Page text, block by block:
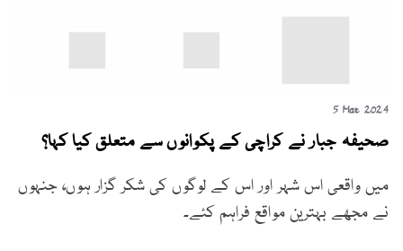
5 Mar 2024
صحیفہ جبار نے کراچی کے پکوانوں سے متعلق کیا کہا؟
میں واقعی اس شہر اور اس کے لوگوں کی شکر گزار ہوں، جنہوں
نے مجھے بہترین مواقع فراہم کئے۔